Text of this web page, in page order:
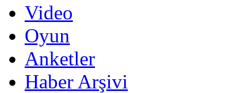
Video
Oyun
Anketler
Haber Arşivi